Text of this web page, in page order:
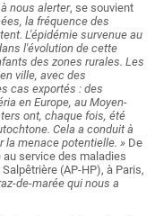
nous alerter, se souvient
la fréquence des
L'épidémie survenue au
l'évolution de cette
des zones rurales. Les
ville, avec des
cas exportés : des
en Europe, au Moyen-
ont, chaque fois, été
Cela a conduit à
la menace potentielle. » De
service des maladies
(AP-HP), à Paris,
de-marée qui nous a